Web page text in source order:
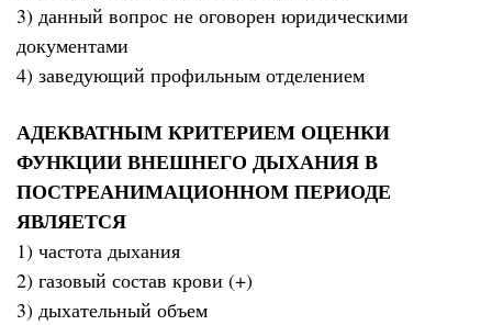
3) данный вопрос не оговорен юридическими
документами
4) заведующий профильным отделением
АДЕКВАТНЫМ КРИТЕРИЕМ ОЦЕНКИ
ФУНКЦИИ ВНЕШНЕГО ДЫХАНИЯ В
ПОСТРЕАНИМАЦИОННОМ ПЕРИОДЕ
ЯВЛЯЕТСЯ
1) частота дыхания
2) газовый состав крови (+)
3) дыхательный объем